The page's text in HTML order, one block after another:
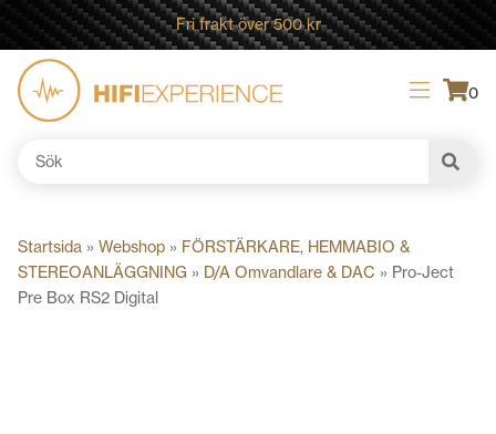
Fri frakt över 500 kr
0
Sök
Startsida » Webshop » FÖRSTÄRKARE, HEMMABIO &
STEREOANLÄGGNING » D/A Omvandlare & DAC » Pro-Ject
Pre Box RS2 Digital